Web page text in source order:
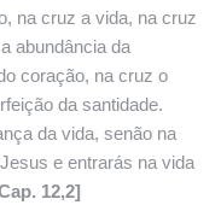
na cruz a vida, na cruz
abundância da
coração, na cruz o
da santidade.
da vida, senão na
e entrarás na vida
12,2]